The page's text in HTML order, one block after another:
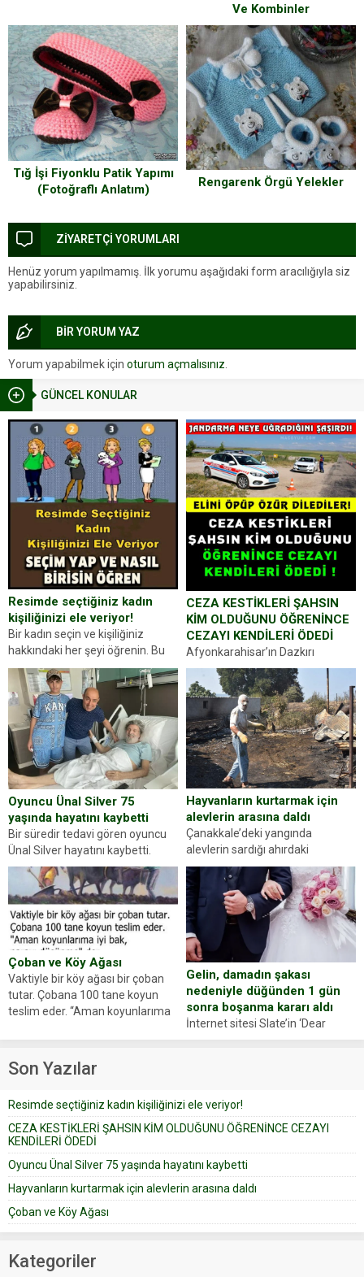
GÜNCEL KONULAR
Resimde seçtiğiniz kadın
kişiliğinizi ele veriyor!
Bir kadın seçin ve kişiliğiniz
hakkındaki her şeyi öğrenin. Bu
kez karşınıza oldukça farklı bir
kişilik testiyle çıkıyoruz. Resimde
gördüğünüz kadın figürlerinden
dikkatinizi en...
CEZA KESTİKLERİ ŞAHSIN
KİM OLDUĞUNU ÖĞRENİNCE
CEZAYI KENDİLERİ ÖDEDİ
Afyonkarahisar’ın Dazkırı
ilçesinde trafik uygulaması
yapan jandarma ekipleri
durdurdukları bir otomobilin
sürücüsünden ehliyet ve ruhsat
sorup belgelerini istedi. Sürücü
Abdurrahman Ö.nün verdiği
evraklarda eksik olduğunu...
Oyuncu Ünal Silver 75
yaşında hayatını kaybetti
Bir süredir tedavi gören oyuncu
Ünal Silver hayatını kaybetti.
Haberi, oyuncunun menajerlik
ajansı duyurdu. Renda Güner,
sosyal medya hesabında “Usta
Oyuncumuz ve çok değerli
dostumuz...
Hayvanların kurtarmak için
alevlerin arasına daldı
Çanakkale’deki yangında
alevlerin sardığı ahırdaki
hayvanlarını kurtarmak isteyen
Zeki Demir (66) ölümden döndü.
Yüzünde ve ellerinde yanıklar
oluşan Demir, kâbus dolu anları
anlattı… Merkeze bağlı...
Çoban ve Köy Ağası
Vaktiyle bir köy ağası bir çoban
tutar. Çobana 100 tane koyun
teslim eder. “Aman koyunlarıma
Çoban koyunları alır gider. Aylar...
Gelin, damadın şakası
nedeniyle düğünden 1 gün
sonra boşanma kararı aldı
İnternet sitesi Slate’in ‘Dear
Prudence’ isimli tavsiye köşesine
yapıştırdığı için düğünden...
Son Yazılar
Resimde seçtiğiniz kadın kişiliğinizi ele veriyor!
CEZA KESTİKLERİ ŞAHSIN KİM OLDUĞUNU ÖĞRENİNCE CEZAYI
KENDİLERİ ÖDEDİ
Oyuncu Ünal Silver 75 yaşında hayatını kaybetti
Hayvanların kurtarmak için alevlerin arasına daldı
Çoban ve Köy Ağası
Kategoriler
Ve Kombinler
Tığ İşi Fiyonklu Patik Yapımı
(Fotoğraflı Anlatım)
Rengarenk Örgü Yelekler
ZİYARETÇİ YORUMLARI
Henüz yorum yapılmamış. İlk yorumu aşağıdaki form aracılığıyla siz
yapabilirsiniz.
BİR YORUM YAZ
Yorum yapabilmek için oturum açmalısınız